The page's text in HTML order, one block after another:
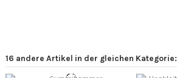
16 andere Artikel in der gleichen Kategorie: